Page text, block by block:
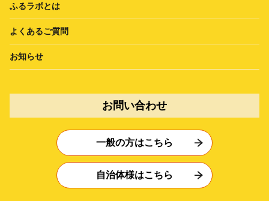
ふるラボとは
よくあるご質問
お知らせ
お問い合わせ
一般の方はこちら
自治体様はこちら